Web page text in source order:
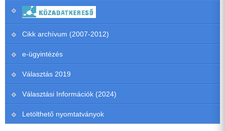
Cikk archívum (2007-2012)
e-ügyintézés
Választás 2019
Választási Információk (2024)
Letölthető nyomtatványok